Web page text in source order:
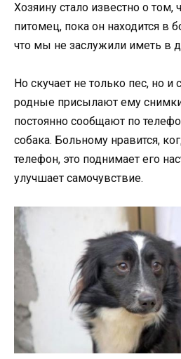
Хозяину стало известно о том,
питомец, пока он находится в
что мы не заслужили иметь в
Но скучает не только пес, но
родные присылают ему
постоянно сообщают по
собака. Больному нравится,
телефон, это поднимает его
улучшает самочувствие.